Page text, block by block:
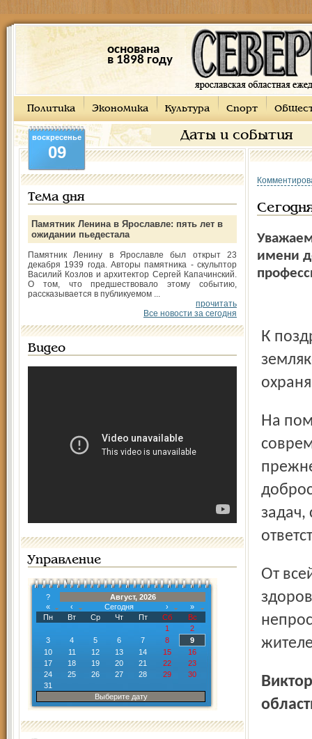
основана
в 1898 году
Политика Экономика Культура Спорт
Даты и события
воскресенье
09
Тема дня
Памятник Ленина в Ярославле: пять лет в
ожидании пьедестала
Памятник Ленину в Ярославле был открыт 23
декабря 1939 года. Авторы памятника - скульптор
Василий Козлов и архитектор Сергей Капачинский.
О том, что предшествовало этому событию,
рассказывается в публикуемом ...
прочитать
Все новости за сегодня
Видео
Управление
?
Август, 2026
«
‹ Сегодня ›
»
Пн
Вт Ср Чт Пт Сб
Вс
1
2
3
4 5 6 7 8
9
10
11 12 13 14 15
16
17
18 19 20 21 22
23
24
25 26 27 28 29
30
31
Выберите дату
имени
К поздравлениям присоединяются тысячи наших
На помощь работникам ГИБДД сегодня приходят самые
задач,
От всей души желаем всем сотрудникам ГИБДД крепкого
Виктор РОГОЦКИЙ, председатель Ярославской